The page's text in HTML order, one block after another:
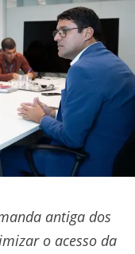
antiga dos
o acesso da